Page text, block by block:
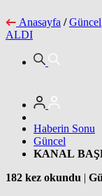
Anasayfa / Güncel
ALDI
Haberin Sonu
Güncel
KANAL
182 kez okundu |